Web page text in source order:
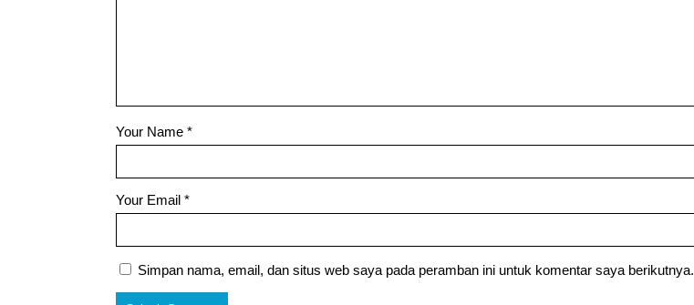
Your Name *
Your Email *
Simpan nama, email, dan situs web saya pada peramban ini untuk komentar saya berikutnya.